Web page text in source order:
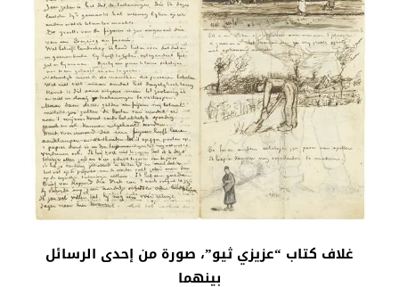
غلاف كتاب “عزيزي ثيو”، صورة من إحدى الرسائل
بينهما